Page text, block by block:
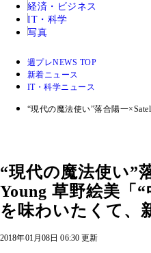
経済・ビジネス
IT・科学
写真
週プレNEWS TOP
新着ニュース
IT・科学ニュース
“現代の魔法使い”落合陽一
“現代の魔法使い”
Young 草野絵美「
を味わいたくて、
2018年01月08日 06:30 更新